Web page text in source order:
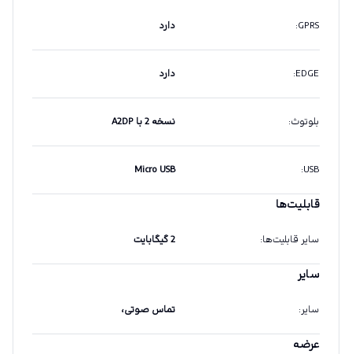
GPRS
: دارد
EDGE
: دارد
بلوتوث: نسخه 2 با A2DP
USB
:
Micro USB
قابلیت‌ها
سایر قابلیت‌ها: 2 گیگابایت
سایر
سایر: تماس صوتی،
عرضه